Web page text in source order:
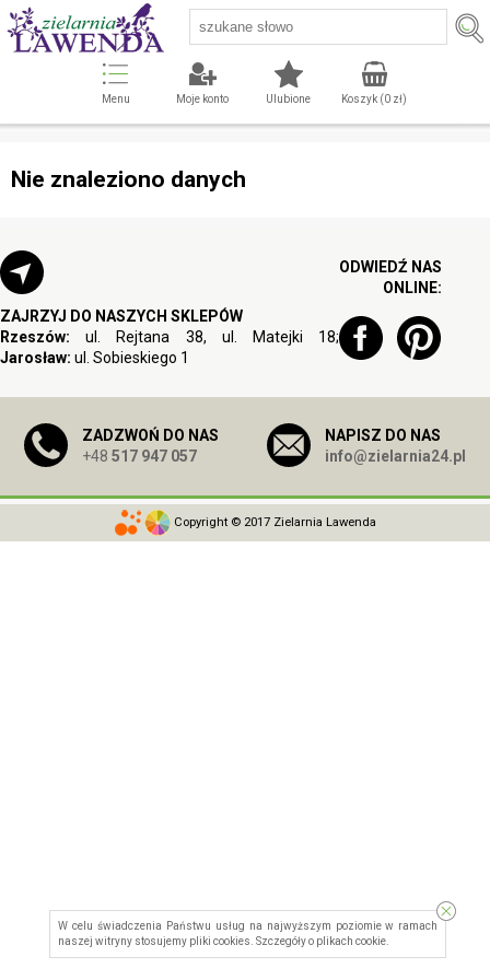
Menu Moje konto Ulubione Koszyk (0zł)
Nie znaleziono danych
ZAJRZYJ DO NASZYCH SKLEPÓW
Rzeszów: ul. Rejtana 38, ul. Matejki 18;
Jarosław: ul. Sobieskiego 1
ODWIEDŹ NAS
ONLINE:
ZADZWOŃ DO NAS
+48 517 947 057
NAPISZ DO NAS
info@zielarnia24.pl
Copyright © 2017 Zielarnia Lawenda
W celu świadczenia Państwu usług na najwyższym poziomie w ramach
naszej witryny stosujemy pliki cookies. Szczegóły o plikach cookie.